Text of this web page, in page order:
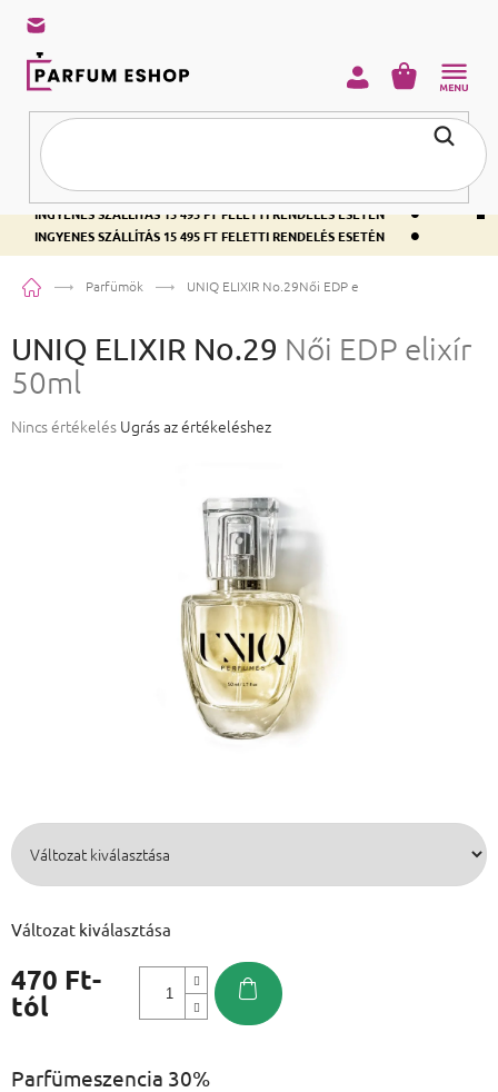
INGYENES SZÁLLÍTÁS 15 495 FT FELETTI RENDELÉS ESETÉN •
INGYENES SZÁLLÍTÁS 15 495 FT FELETTI RENDELÉS ESETÉN •
INGYENES SZÁLLÍTÁS 15 495 FT FELETTI RENDELÉS ESETÉN •
KOSÁR
KezdőlapParfümök UNIQ ELIXIR No.29Női EDP elixír 50ml
UNIQ ELIXIR No.29 Női EDP elixír
50ml
A termék átlagos értékelése 5-ből 0,0 csillag.
Nincs értékelés Ugrás az értékeléshez
470 Ft-
tól
Változat kiválasztása
Parfümeszencia 30%